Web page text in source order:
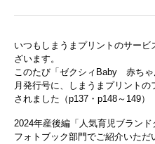
いつもしまうまプリントのサー
ざいます。
このたび「ゼクシィBaby 赤ちゃ
月発行号に、しまうまプリント
されました（p137・p148～149）
2024年産後編「人気育児ブラン
フォトブック部門でご紹介いただ